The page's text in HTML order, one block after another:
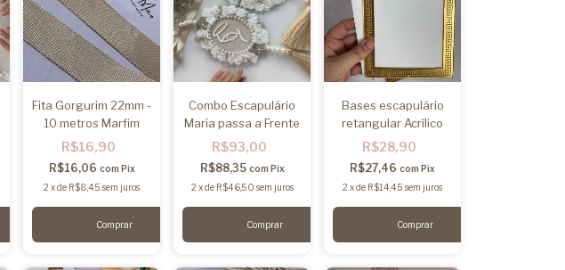
Fita Gorgurim 22mm -
10 metros Marfim
R$16,90
R$16,06 com Pix
2 xde R$8,45 sem juros
Combo Escapulário
Maria passa a Frente
R$93,00
R$88,35 com Pix
2 xde R$46,50 sem juros
Bases escapulário
retangular Acrílico
R$28,90
R$27,46 com Pix
2 xde R$14,45 sem juros